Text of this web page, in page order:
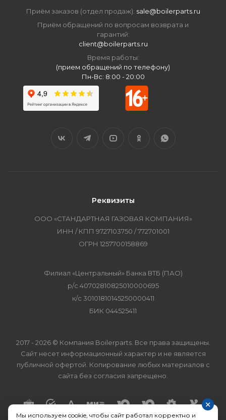
×
Мы используем cookie, чтобы сайт работал корректно и
Приём заказов (отдел продаж): sale@boilerparts.ru
Приём обращений по вопросам возврата и
гарантий:
client@boilerparts.ru
Время работы:
(прием обращений по телефону)
Пн-Вс: 8:00 - 20:00
Реквизиты
ООО «СТАНДАРТНАЯ ГАЗОВАЯ КОМПАНИЯ»
ИНН / КПП 9727103750 / 772701001
ОГРН 1257700158869
Филиал «Центральный» Банка ВТБ (ПАО)
р/с 40702810825010000695
к/с 30101810145250000411
БИК 044525411
2017 - 2026 © Компания Boilerparts. Все права защищены.
Сайт несет информационный характер и не является
публичной офертой. Копирование любых материалов с
сайта без согласия запрещено.